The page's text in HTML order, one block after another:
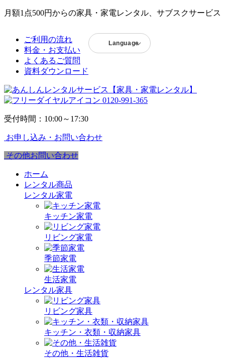
月額1点500円からの家具・家電レンタル、サブスクサービス
ご利用の流れ
料金・お支払い
よくあるご質問
資料ダウンロード
Language
0120-991-365
受付時間：10:00～17:30
お申し込み・お問い合わせ
その他お問い合わせ
ホーム
レンタル商品
レンタル家電
キッチン家電
リビング家電
季節家電
生活家電
レンタル家具
リビング家具
キッチン・衣類・収納家具
その他・生活雑貨